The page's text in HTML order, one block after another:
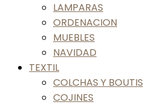
LAMPARAS
ORDENACION
MUEBLES
NAVIDAD
TEXTIL
COLCHAS Y BOUTIS
COJINES